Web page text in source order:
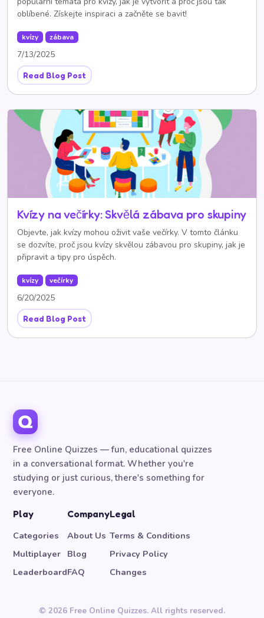
oblíbené. Získejte inspiraci a začněte se bavit!
kvízy zábava
7/13/2025
Read Blog Post
Kvízy na večírky: Skvělá zábava pro skupiny
Objevte, jak kvízy mohou oživit vaše večírky. V tomto článku
se dozvíte, proč jsou kvízy skvělou zábavou pro skupiny, jak je
připravit a tipy pro úspěch.
kvízy večírky
6/20/2025
Read Blog Post
Free Online Quizzes — fun, educational quizzes
in a conversational format. Whether you're
studying or just curious, there's something for
everyone.
Play
Categories
Multiplayer
Leaderboard
Company
About Us
Blog
FAQ
Legal
Terms & Conditions
Privacy Policy
Changes
© 2026 Free Online Quizzes. All rights reserved.